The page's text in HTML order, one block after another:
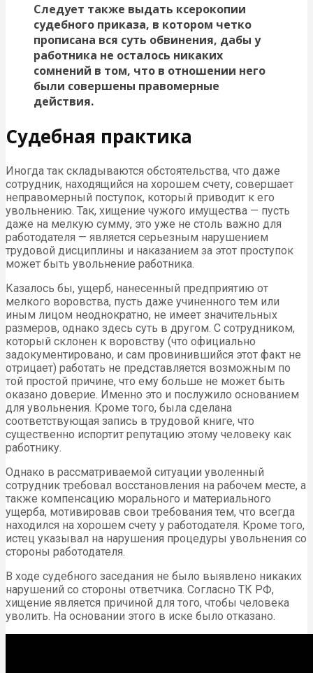
Следует также выдать ксерокопии
судебного приказа, в котором четко
прописана вся суть обвинения, дабы у
работника не осталось никаких
сомнений в том, что в отношении него
были совершены правомерные
действия.
Судебная практика
Иногда так складываются обстоятельства, что даже
сотрудник, находящийся на хорошем счету, совершает
неправомерный поступок, который приводит к его
увольнению. Так, хищение чужого имущества — пусть
даже на мелкую сумму, это уже не столь важно для
работодателя — является серьезным нарушением
трудовой дисциплины и наказанием за этот проступок
может быть увольнение работника.
Казалось бы, ущерб, нанесенный предприятию от
мелкого воровства, пусть даже учиненного тем или
иным лицом неоднократно, не имеет значительных
размеров, однако здесь суть в другом. С сотрудником,
который склонен к воровству (что официально
задокументировано, и сам провинившийся этот факт не
отрицает) работать не представляется возможным по
той простой причине, что ему больше не может быть
оказано доверие. Именно это и послужило основанием
для увольнения. Кроме того, была сделана
соответствующая запись в трудовой книге, что
существенно испортит репутацию этому человеку как
работнику.
Однако в рассматриваемой ситуации уволенный
сотрудник требовал восстановления на рабочем месте, а
также компенсацию морального и материального
ущерба, мотивировав свои требования тем, что всегда
находился на хорошем счету у работодателя. Кроме того,
истец указывал на нарушения процедуры увольнения со
стороны работодателя.
В ходе судебного заседания не было выявлено никаких
нарушений со стороны ответчика. Согласно ТК РФ,
хищение является причиной для того, чтобы человека
уволить. На основании этого в иске было отказано.